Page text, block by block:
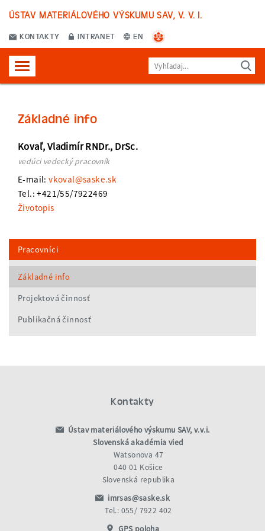
ÚSTAV MATERIÁLOVÉHO VÝSKUMU SAV, V. V. I.
KONTAKTY INTRANET EN
Základné info
Kovaľ, Vladimír RNDr., DrSc.
vedúci vedecký pracovník
E-mail:vkoval@saske.sk
Tel.: +421/55/7922469
Životopis
Pracovníci
Základné info
Projektová činnosť
Publikačná činnosť
Kontakty
Ústav materiálového výskumu SAV, v.v.i.
Slovenská akadémia vied
Watsonova 47
040 01 Košice
Slovenská republika
imrsas@saske.sk
Tel.: 055/ 7922 402
GPS poloha